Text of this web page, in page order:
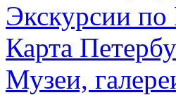
Экскурсии по
Карта
Музеи,